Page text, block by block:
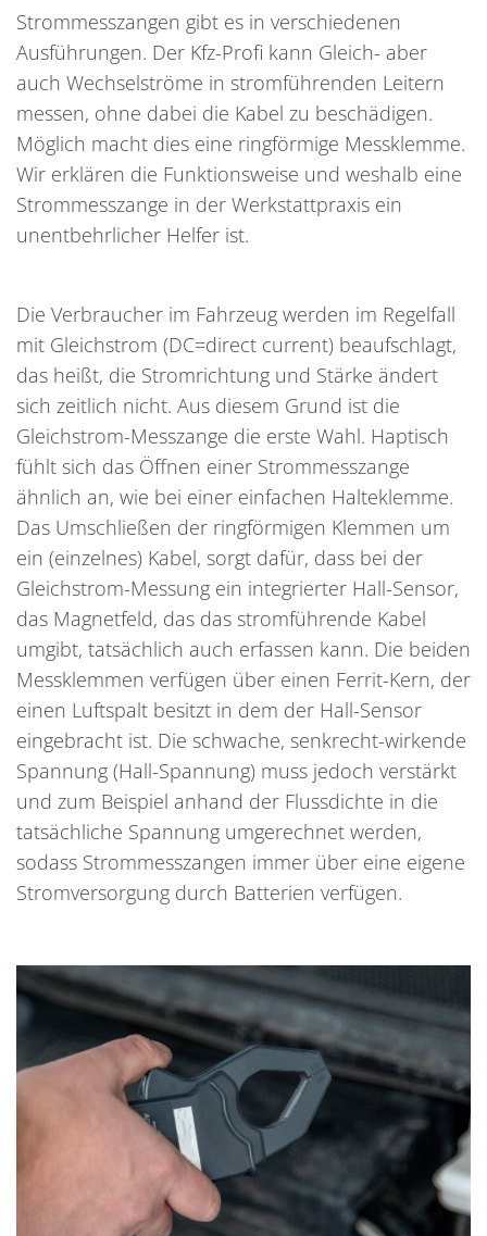
Strommesszangen gibt es in verschiedenen
Ausführungen. Der Kfz-Profi kann Gleich- aber
auch Wechselströme in stromführenden Leitern
messen, ohne dabei die Kabel zu beschädigen.
Möglich macht dies eine ringförmige Messklemme.
Wir erklären die Funktionsweise und weshalb eine
Strommesszange in der Werkstattpraxis ein
unentbehrlicher Helfer ist.
Die Verbraucher im Fahrzeug werden im Regelfall
mit Gleichstrom (DC=direct current) beaufschlagt,
das heißt, die Stromrichtung und Stärke ändert
sich zeitlich nicht. Aus diesem Grund ist die
Gleichstrom-Messzange die erste Wahl. Haptisch
fühlt sich das Öffnen einer Strommesszange
ähnlich an, wie bei einer einfachen Halteklemme.
Das Umschließen der ringförmigen Klemmen um
ein (einzelnes) Kabel, sorgt dafür, dass bei der
Gleichstrom-Messung ein integrierter Hall-Sensor,
das Magnetfeld, das das stromführende Kabel
umgibt, tatsächlich auch erfassen kann. Die beiden
Messklemmen verfügen über einen Ferrit-Kern, der
einen Luftspalt besitzt in dem der Hall-Sensor
eingebracht ist. Die schwache, senkrecht-wirkende
Spannung (Hall-Spannung) muss jedoch verstärkt
und zum Beispiel anhand der Flussdichte in die
tatsächliche Spannung umgerechnet werden,
sodass Strommesszangen immer über eine eigene
Stromversorgung durch Batterien verfügen.